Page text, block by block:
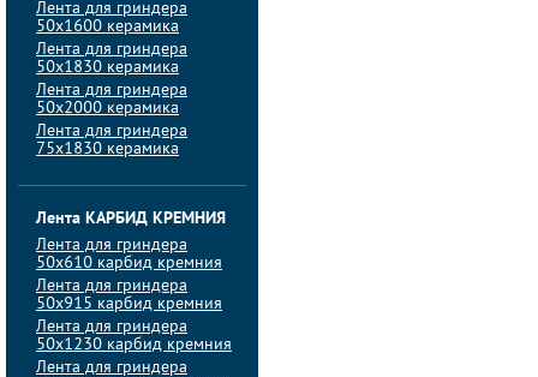
Лента для гриндера
50х1600 керамика
Лента для гриндера
50х1830 керамика
Лента для гриндера
50х2000 керамика
Лента для гриндера
75х1830 керамика
Лента КАРБИД КРЕМНИЯ
Лента для гриндера
50х610 карбид кремния
Лента для гриндера
50х915 карбид кремния
Лента для гриндера
50х1230 карбид кремния
Лента для гриндера